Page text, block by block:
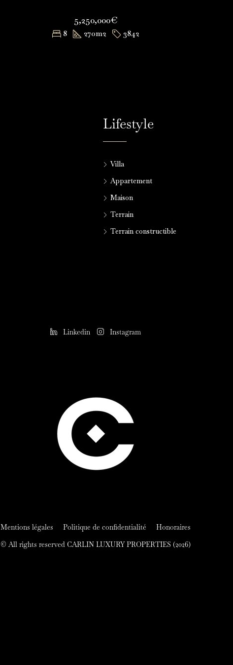
5,250,000€
8 270m2 3842
Lifestyle
Villa
Appartement
Maison
Terrain
Terrain constructible
Linkedin Instagram
Mentions légales Politique de confidentialité
Honoraires
© All rights reserved CARLIN LUXURY PROPERTIES (2026)